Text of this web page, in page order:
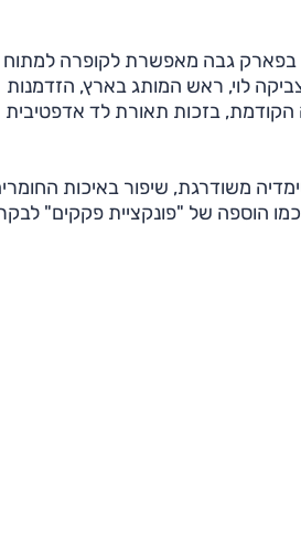
בפארק גבה מאפשרת לקופרה למתוח
שממוקם לצד אחת מפניות ה–180 מעלות, נותן לצביקה לוי, ראש המותג בארץ, הזדמנות
הקודמת, בזכות תאורת לד אדפטיבית
משודרגת, שיפור באיכות
הוספה של "פונקציית פקקים"